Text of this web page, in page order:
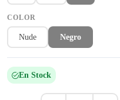
COLOR
Nude Negro
En Stock